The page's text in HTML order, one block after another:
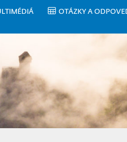
OTÁZKY A